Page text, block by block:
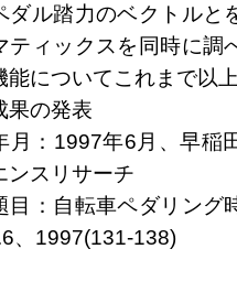
ダル踏力のベクトルと
ティックスを同時に調
能についてこれまで以
果の発表
月：1997年6月、早稲
ンスリサーチ
目：自転車ペダリング
、1997(131-138)